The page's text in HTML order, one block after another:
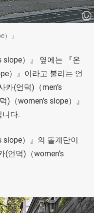
）』
slope）』 옆에는 『온
）』이라고 불리는 언
카(언덕)（men’s
（women’s slope）』
니다.
slope）』의 돌계단이
(언덕)（women’s